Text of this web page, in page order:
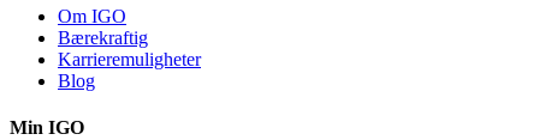
Om IGO
Bærekraftig
Karrieremuligheter
Blog
Min IGO